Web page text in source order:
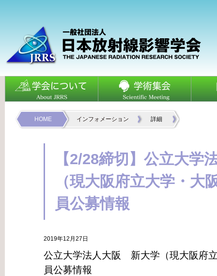
HOME インフォメーション 詳細
【2/28締切】公立大
（現大阪府立大学・大
員公募情報
2019年12月27日
公立大学法人大阪 新大学（現大阪府
員公募情報